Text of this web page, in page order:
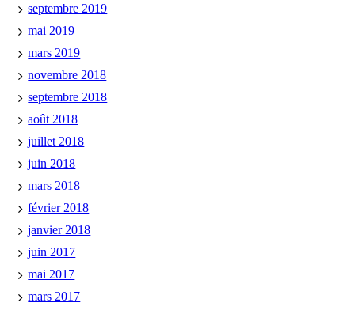
septembre 2019
mai 2019
mars 2019
novembre 2018
septembre 2018
août 2018
juillet 2018
juin 2018
mars 2018
février 2018
janvier 2018
juin 2017
mai 2017
mars 2017